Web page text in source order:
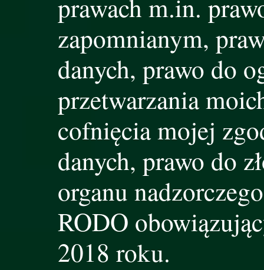
prawach m.in.
zapomnianym,
danych, prawo do
przetwarzania
cofnięcia mojej
danych, prawo do
organu
RODO
2018 roku.